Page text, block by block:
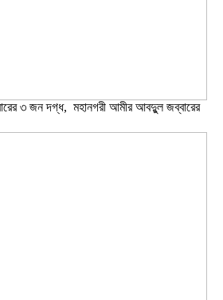
৩ জন দগ্ধ, মহানগরী আমীর আবদুুল জব্বারের